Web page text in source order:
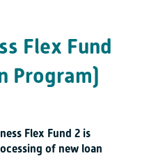
Flex Fund
Program)
Flex Fund 2 is
of new loan